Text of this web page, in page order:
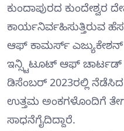
ಕುಂದಾಪುರದ ಕುಂದೇಶ್ವರ
ಕಾರ್ಯನಿರ್ವಹಿಸುತ್ತಿರುವ
ಆಫ್ ಕಾಮರ್ಸ್ ಎಜ್ಯುಕೇಶನ್
ಇನ್ಸ್ಟಿಟೂಟ್ ಆಫ್
ಡಿಸೆಂಬರ್‌ 2023ರಲ್ಲಿ
ಉತ್ತಮ ಅಂಕಗಳೊಂದಿಗೆ
ಸಾಧನೆಗೈದಿದ್ದಾರೆ.